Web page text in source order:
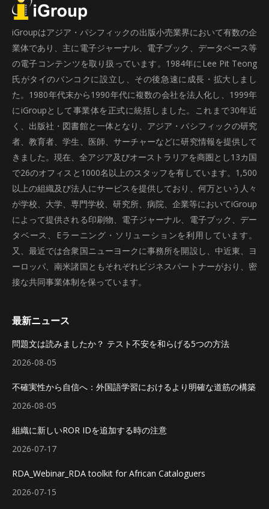
iGroupはアジア・パシフィックの出版小売業界において有数の企
業体であり、主に電子ジャーナル、電子ブック、データベース等
の電子コンテンツを取り扱っています。1984年にLee Pit Teong
氏がタイのバンコクに設立し、その後急速に成長・拡大しまし
た。1980年代末から1990年代に複数の会社を法人化し、1999年
にiGroupとして事業体を正式に統括しました。これまで30年近
く、出版社・図書館と一体となり、アジア・パシフィックの研究
者、教育者、学生、医師、サーチャーなどに研究情報を提供して
きました。現在、全アジア及びオーストラリアを商圏とし13カ国
で26のオフィスと1000名以上のスタッフを有しています。1,500
以上の組織及び法人にサービスを提供しており、何万という人々
が学校、大学、専門学校、研究所、病院、企業等においてiGroup
によって提供される印刷物、電子ジャーナル、電子ブック、デー
タベース、Eラーニング・ソリューションを利用しています。
又、最近では合衆国ニューヨークに事務所を開設し、中近東、ヨ
ーロッパ、南米諸国ともそれぞれビジネスパートナーがおり、密
接な共同事業体制を保っています。
最新ニュース
問題文は読みましたか？ テスト不安を和らげる5つの方法
2026-08-05
不確実性から自信へ：外国語学習におけるより明確な道筋の構築
2026-08-05
組織に新しいROR IDを追加する時の注意
2026-07-17
RDA_Webinar_RDA toolkit for African Cataloguers
2026-07-15